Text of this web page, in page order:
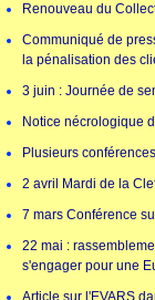
Renouveau du
Communiqué de
la pénalisation des
3 juin : Journée de
Notice nécrologique
Plusieurs
2 avril Mardi de la
7 mars Conférence
22 mai :
s'engager pour une
Article sur l'EVARS